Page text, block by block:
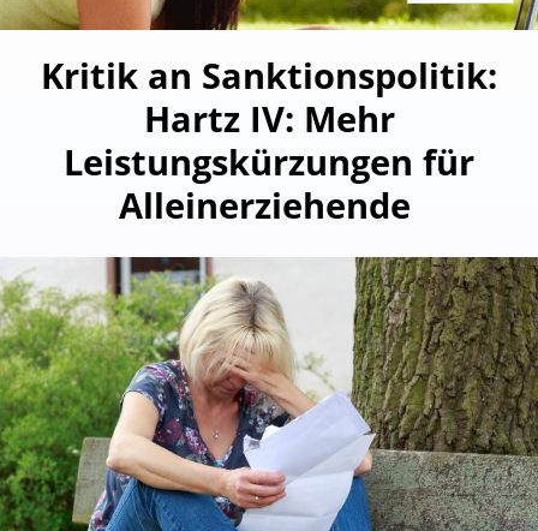
Kritik an Sanktionspolitik:
Hartz IV: Mehr
Leistungskürzungen für
Alleinerziehende